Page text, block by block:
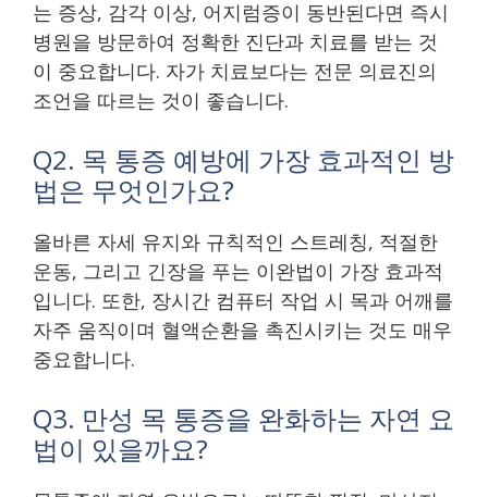
는 증상, 감각 이상, 어지럼증이 동반된다면 즉시
병원을 방문하여 정확한 진단과 치료를 받는 것
이 중요합니다. 자가 치료보다는 전문 의료진의
조언을 따르는 것이 좋습니다.
Q2. 목 통증 예방에 가장 효과적인 방
법은 무엇인가요?
올바른 자세 유지와 규칙적인 스트레칭, 적절한
운동, 그리고 긴장을 푸는 이완법이 가장 효과적
입니다. 또한, 장시간 컴퓨터 작업 시 목과 어깨를
자주 움직이며 혈액순환을 촉진시키는 것도 매우
중요합니다.
Q3. 만성 목 통증을 완화하는 자연 요
법이 있을까요?